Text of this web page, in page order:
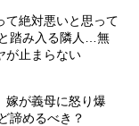
て絶対悪いと思って
踏み入る隣人…無
が止まらない
嫁が義母に怒り爆
諦めるべき？